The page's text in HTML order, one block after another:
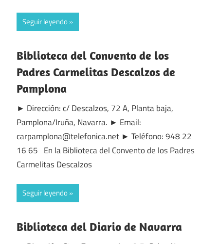
Seguir leyendo
Biblioteca del Convento de los
Padres Carmelitas Descalzos de
Pamplona
► Dirección: c/ Descalzos, 72 A, Planta baja,
Pamplona/Iruña, Navarra. ► Email:
carpamplona@telefonica.net ► Teléfono: 948 22
16 65 En la Biblioteca del Convento de los Padres
Carmelitas Descalzos
Seguir leyendo
Biblioteca del Diario de Navarra